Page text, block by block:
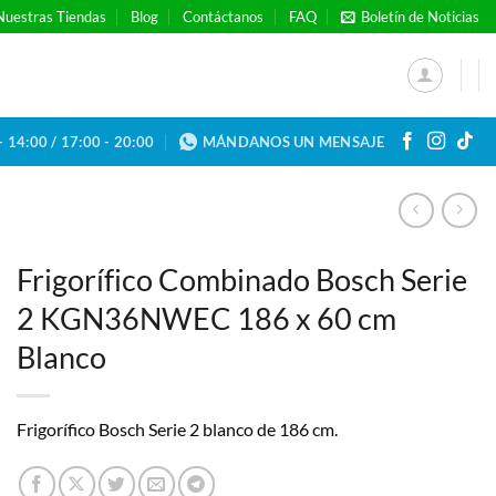
Tiendas Blog Contáctanos FAQ Boletín de Noticias
14:00 / 17:00 - 20:00 MÁNDANOS UN MENSAJE
Frigorífico Combinado Bosch Serie
2 KGN36NWEC 186 x 60 cm
Blanco
Frigorífico Bosch Serie 2 blanco de 186 cm.